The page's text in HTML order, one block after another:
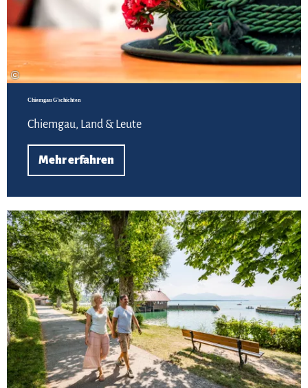
©
Chiemgau G'schichten
Chiemgau, Land & Leute
Mehr erfahren